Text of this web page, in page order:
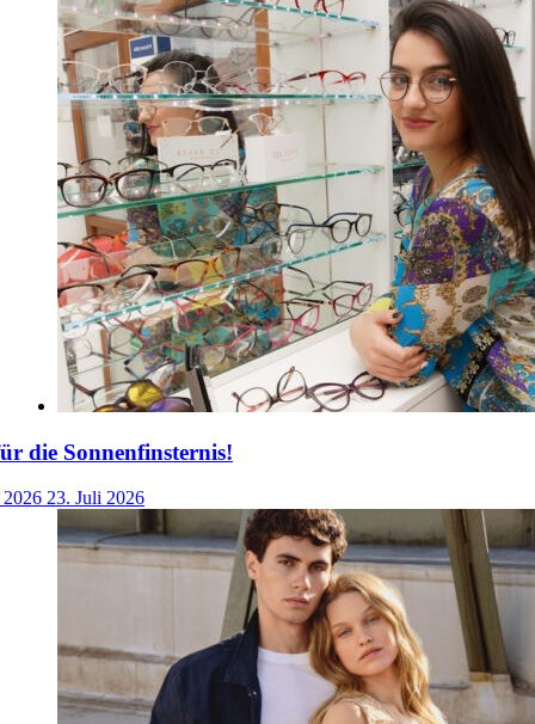
die Sonnenfinsternis!
23. Juli 2026